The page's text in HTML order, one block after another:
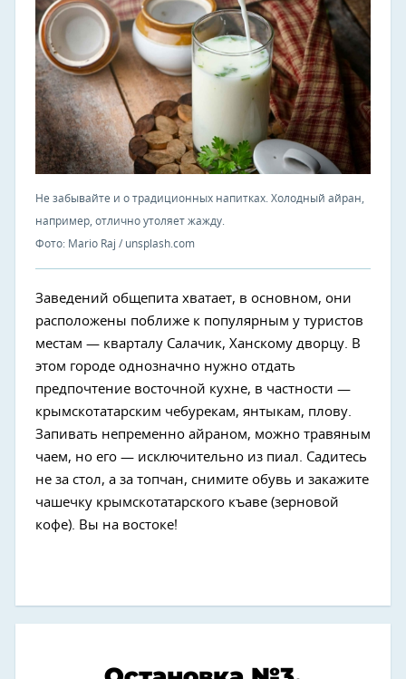
Не забывайте и о традиционных напитках. Холодный айран,
например, отлично утоляет жажду.
Фото: Mario Raj / unsplash.com
Заведений общепита хватает, в основном, они
расположены поближе к популярным у туристов
местам — кварталу Салачик, Ханскому дворцу. В
этом городе однозначно нужно отдать
предпочтение восточной кухне, в частности —
крымскотатарским чебурекам, янтыкам, плову.
Запивать непременно айраном, можно травяным
чаем, но его — исключительно из пиал. Садитесь
не за стол, а за топчан, снимите обувь и закажите
чашечку крымскотатарского къаве (зерновой
кофе). Вы на востоке!